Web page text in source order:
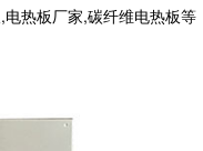
,电热板厂家,碳纤维电热板等